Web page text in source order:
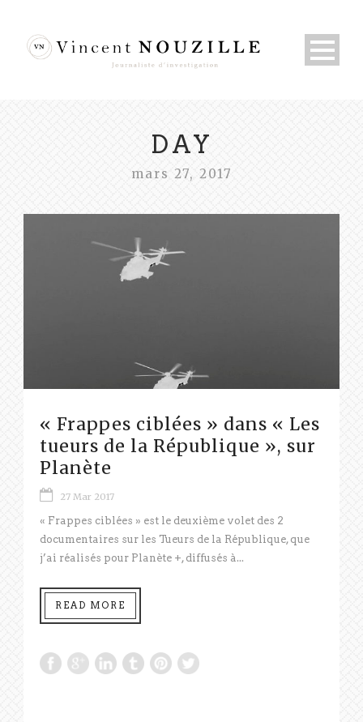
DAY
mars 27, 2017
« Frappes ciblées » dans « Les
tueurs de la République », sur
Planète
27 Mar 2017
« Frappes ciblées » est le deuxième volet des 2
documentaires sur les Tueurs de la République, que
j’ai réalisés pour Planète +, diffusés à...
READ MORE